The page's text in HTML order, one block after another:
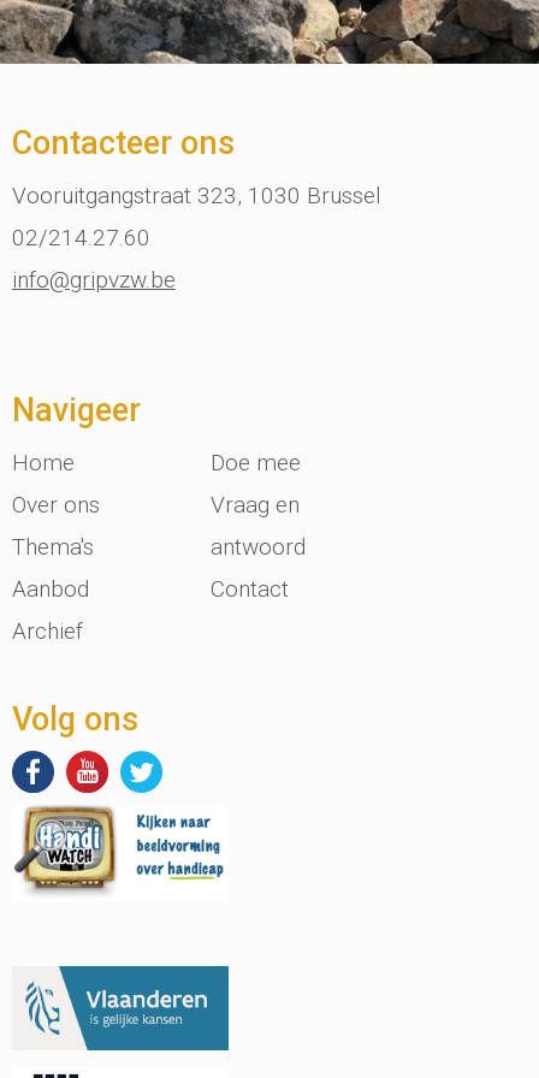
Contacteer ons
Vooruitgangstraat 323, 1030 Brussel
02/214.27.60
info@gripvzw.be
Navigeer
Home
Over ons
Thema's
Aanbod
Archief
Doe mee
Vraag en
antwoord
Contact
Volg ons